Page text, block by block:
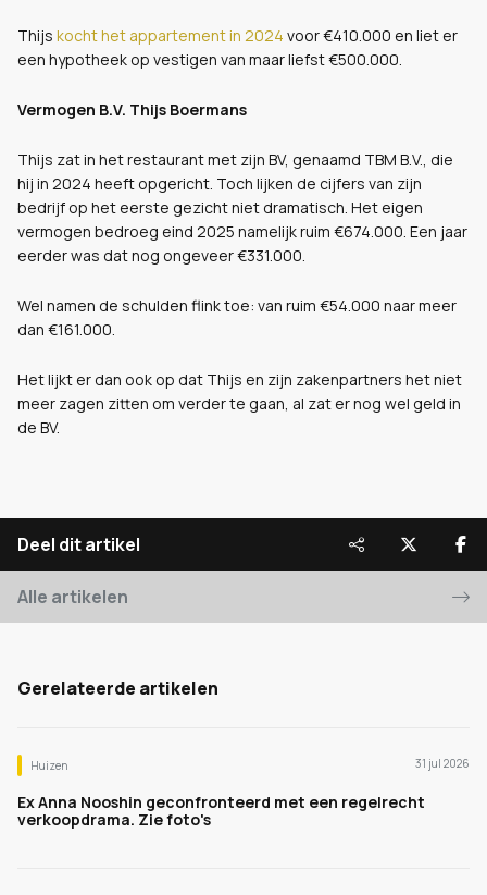
Thijs kocht het appartement in 2024 voor €410.000 en liet er
een hypotheek op vestigen van maar liefst €500.000.
Vermogen B.V. Thijs Boermans
Thijs zat in het restaurant met zijn BV, genaamd TBM B.V., die
hij in 2024 heeft opgericht. Toch lijken de cijfers van zijn
bedrijf op het eerste gezicht niet dramatisch. Het eigen
vermogen bedroeg eind 2025 namelijk ruim €674.000. Een jaar
eerder was dat nog ongeveer €331.000.
Wel namen de schulden flink toe: van ruim €54.000 naar meer
dan €161.000.
Het lijkt er dan ook op dat Thijs en zijn zakenpartners het niet
meer zagen zitten om verder te gaan, al zat er nog wel geld in
de BV.
Deel dit artikel
Alle artikelen
Gerelateerde artikelen
Huizen 31 jul 2026
Ex Anna Nooshin geconfronteerd met een regelrecht
verkoopdrama. Zie foto's